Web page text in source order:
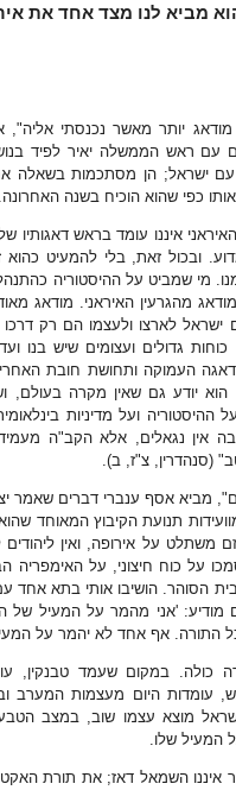
מביא לנו מצד אחד את
יותר מאשר נכנסתי אליה",
עם ראש הממשלה יאיר לפיד
עם ישראל; הן מסתכמות בשאלה
כפי שהוא הוכיח בשנה האחרונה.
איננו עומד בראש
ובכול זאת, בלי להמעיט
מי שמביט על ההיסטוריה
מהגרעין האיראני. מודאג
ישראל לארצו ולעצמו הם רק דרכו
כוחות גדולים ועצומים שיש בנו
העמוקה ותחושת חובת
הוא יודע גם שאין מקרה בעולם,
ההיסטוריה ועל מדיניות
אין נגאלים, אלא הקב"ה
(סנהדרין, צ"ז, ב).
מביא אסף ענברי דברים שאמר
תנועת הקיבוץ המאוחד
על אירופה, ואין ליהודים
על כוח חיצוני, על האימפריה
הסוהר. הושיבו אותי בתא אחד
מודיע: 'אני מהמר על המעיל של
התורה. אף אחד לא יהמר על
כולה. במקום שעמד טבנקין,
עומדות היום מעצמות
מוצא עצמו שוב, במצב
המעיל שלו.
השמאל דאז; את תורת